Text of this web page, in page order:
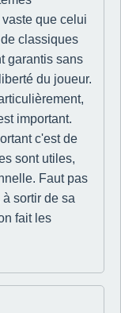
que celui
classiques
garantis sans
du joueur.
important.
c'est de
sont utiles,
Faut pas
sortir de sa
fait les